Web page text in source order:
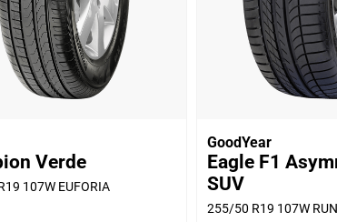
Verde
107W EUFORIA
GoodYear
Eagle F1
SUV
255/50 R19 107W